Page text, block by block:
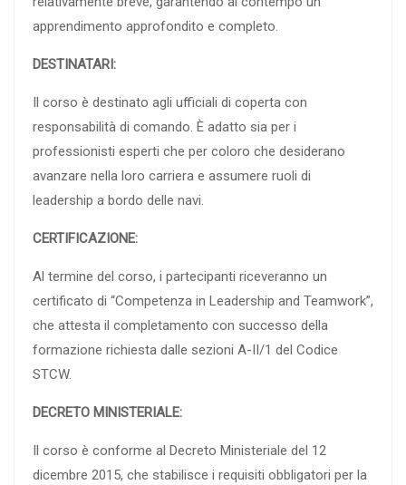
apprendimento approfondito e completo.
DESTINATARI:
Il corso è destinato agli ufficiali di coperta con
responsabilità di comando. È adatto sia per i
professionisti esperti che per coloro che desiderano
avanzare nella loro carriera e assumere ruoli di
leadership a bordo delle navi.
CERTIFICAZIONE:
Al termine del corso, i partecipanti riceveranno un
certificato di “Competenza in Leadership and Teamwork”,
che attesta il completamento con successo della
formazione richiesta dalle sezioni A-II/1 del Codice
STCW.
DECRETO MINISTERIALE:
Il corso è conforme al Decreto Ministeriale del 12
dicembre 2015, che stabilisce i requisiti obbligatori per la